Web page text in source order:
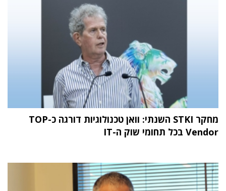
מחקר STKI השנתי: וואן טכנולוגיות דורגה כ-TOP
Vendor בכל תחומי שוק ה-IT